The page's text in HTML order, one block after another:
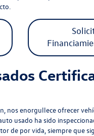
nos enorgullece ofrecer
usado ha sido
de por vida, siempre que